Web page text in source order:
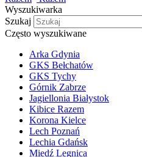
Wyszukiwarka
Szukaj
Często wyszukiwane
Arka Gdynia
GKS Bełchatów
GKS Tychy
Górnik Zabrze
Jagiellonia Białystok
Kibice Razem
Korona Kielce
Lech Poznań
Lechia Gdańsk
Miedź Legnica